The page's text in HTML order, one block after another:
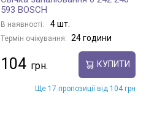
593 BOSCH
В наявності: 4 шт.
Термін очікування: 24 години
104 КУПИТИ
Ще 17 пропозиції від 104 грн